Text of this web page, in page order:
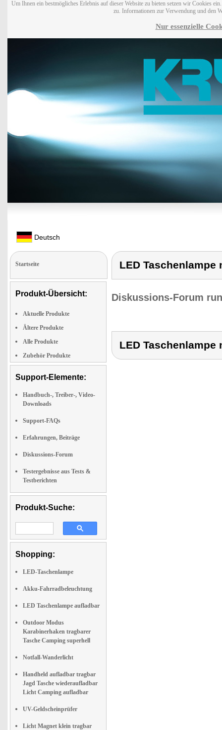
Um Ihnen ein bestmögliches Erlebnis auf dieser Website zu bieten setzen wir Cookies
zu. Informationen zur Verwendung und den
Nur essenzielle
Deutsch
Startseite
Produkt-Übersicht:
Aktuelle Produkte
Ältere Produkte
Alle Produkte
Zubehör Produkte
Support-Elemente:
Handbuch-, Treiber-, Video-
Downloads
Support-FAQs
Erfahrungen, Beiträge
Diskussions-Forum
Testergebnisse aus Tests &
Testberichten
Produkt-Suche:
Shopping:
LED-Taschenlampe
Akku-Fahrradbeleuchtung
LED Taschenlampe aufladbar
Outdoor Modus
Karabinerhaken tragbarer
Tasche Camping superhell
Notfall-Wanderlicht
Handheld aufladbar tragbar
Jagd Tasche wiederaufladbar
Licht Camping aufladbar
UV-Geldscheinprüfer
Licht Magnet klein tragbar
LED Taschenlampe
Diskussions-Forum
LED Taschenlampe